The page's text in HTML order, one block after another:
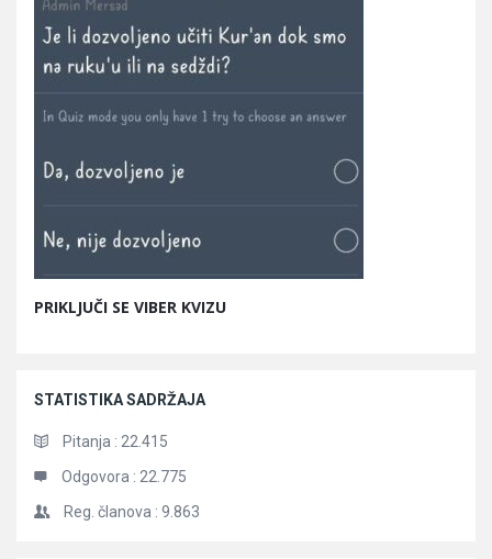
PRIKLJUČI SE VIBER KVIZU
STATISTIKA SADRŽAJA
Pitanja : 22.415
Odgovora : 22.775
Reg. članova : 9.863